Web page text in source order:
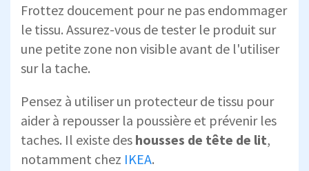
Frottez doucement pour ne pas endommager
le tissu. Assurez-vous de tester le produit sur
une petite zone non visible avant de l'utiliser
sur la tache.
Pensez à utiliser un protecteur de tissu pour
aider à repousser la poussière et prévenir les
taches. Il existe des housses de tête de lit,
notamment chez IKEA.